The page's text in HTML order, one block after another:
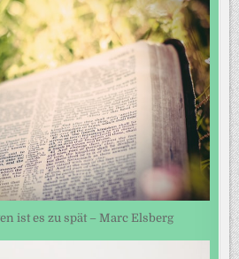
ist es zu spät – Marc Elsberg